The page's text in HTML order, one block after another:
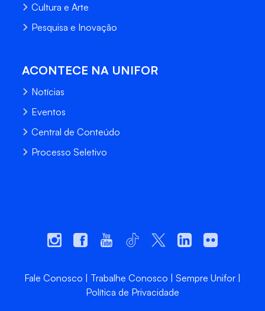
Cultura e Arte
Pesquisa e Inovação
ACONTECE NA UNIFOR
Notícias
Eventos
Central de Conteúdo
Processo Seletivo
Fale Conosco Trabalhe Conosco
Sempre Unifor
Política de Privacidade